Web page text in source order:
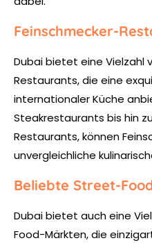
Feinschmecker-
Dubai bietet eine Vielzahl
Restaurants, die eine
internationaler Küche
Steakrestaurants bis hin
Restaurants, können
unvergleichliche
Beliebte Street-
Dubai bietet auch eine
Food-Märkten, die